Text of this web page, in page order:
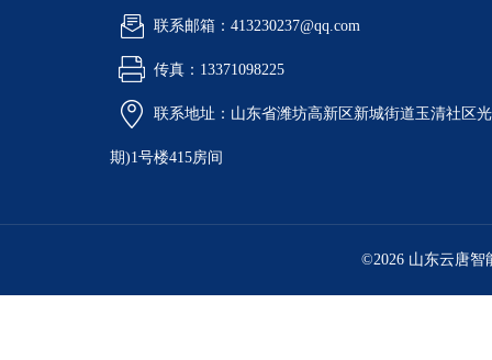
联系邮箱：413230237@qq.com
传真：13371098225
联系地址：山东省潍坊高新区新城街道玉清社区
期)1号楼415房间
©2026 山东云唐